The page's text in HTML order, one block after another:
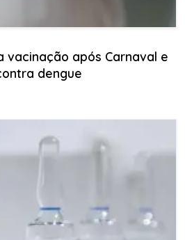
vacinação após Carnaval e
dengue